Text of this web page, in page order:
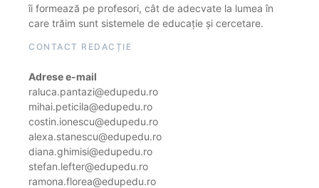
îi formează pe profesori, cât de adecvate la lumea în
care trăim sunt sistemele de educație și cercetare.
CONTACT REDACȚIE
Adrese e-mail
raluca.pantazi@edupedu.ro
mihai.peticila@edupedu.ro
costin.ionescu@edupedu.ro
alexa.stanescu@edupedu.ro
diana.ghimisi@edupedu.ro
stefan.lefter@edupedu.ro
ramona.florea@edupedu.ro